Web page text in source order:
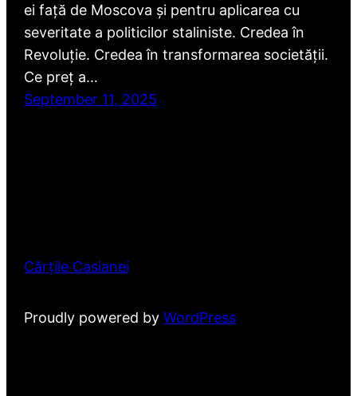
ei față de Moscova și pentru aplicarea cu
severitate a politicilor staliniste. Credea în
Revoluție. Credea în transformarea societății.
Ce preț a…
September 11, 2025
Cărțile Casianei
Proudly powered byWordPress